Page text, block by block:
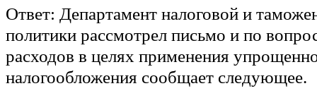
Ответ: Департамент налоговой и
политики рассмотрел письмо и по
расходов в целях применения
налогообложения сообщает следующее.